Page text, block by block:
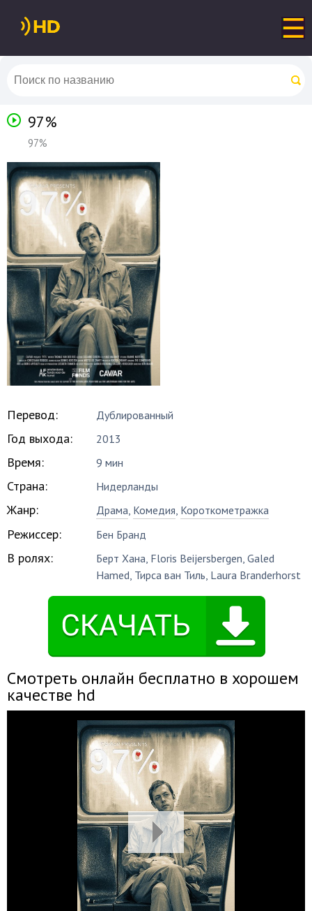
97%
97%
Перевод: Дублированный
Год выхода: 2013
Время: 9 мин
Страна: Нидерланды
Жанр: Драма, Комедия, Короткометражка
Режиссер: Бен Бранд
В ролях: Берт Хана, Floris Beijersbergen,Galed
Hamed, Тирса ван Тиль, Laura Branderhorst
Смотреть онлайн бесплатно в хорошем
качестве hd